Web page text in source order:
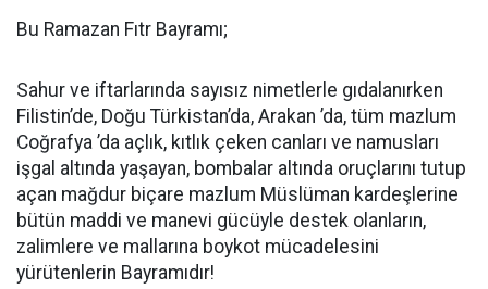
Bu Ramazan Fıtr Bayramı;
Sahur ve iftarlarında sayısız nimetlerle gıdalanırken
Filistin’de, Doğu Türkistan’da, Arakan ’da, tüm mazlum
Coğrafya ’da açlık, kıtlık çeken canları ve namusları
işgal altında yaşayan, bombalar altında oruçlarını tutup
açan mağdur biçare mazlum Müslüman kardeşlerine
bütün maddi ve manevi gücüyle destek olanların,
zalimlere ve mallarına boykot mücadelesini
yürütenlerin Bayramıdır!